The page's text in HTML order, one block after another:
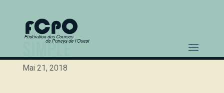
SIMPLÉ
Mai 21, 2018